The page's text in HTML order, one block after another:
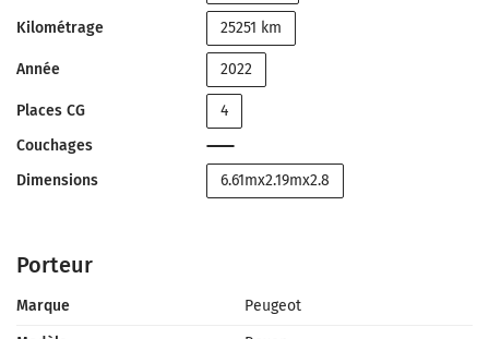
Kilométrage 25251 km
Année 2022
Places CG
4
Couchages
Dimensions
6.61mx2.19mx2.8
Porteur
Marque
Peugeot